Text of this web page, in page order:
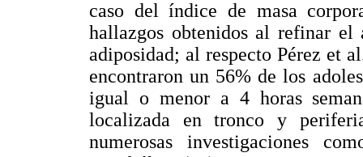
caso del índice de masa
hallazgos obtenidos al refinar
adiposidad; al respecto Pérez et
encontraron un 56% de los
igual o menor a 4 horas
localizada en tronco y
numerosas investigaciones